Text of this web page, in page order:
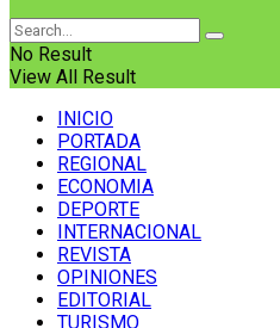
No Result
View All Result
INICIO
PORTADA
REGIONAL
ECONOMIA
DEPORTE
INTERNACIONAL
REVISTA
OPINIONES
EDITORIAL
TURISMO